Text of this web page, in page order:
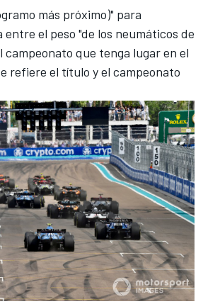
más próximo)" para
el peso "de los neumáticos de
campeonato que tenga lugar en el
refiere el título y el campeonato